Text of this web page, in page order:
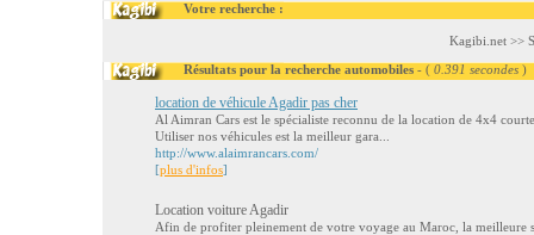
Votre recherche :
Kagibi.net >>
Résultats pour la recherche automobiles - ( 0.391 secondes )
location de véhicule Agadir pas cher
Al Aimran Cars est le spécialiste reconnu de la location de 4x4
Utiliser nos véhicules est la meilleur gara...
http://www.alaimrancars.com/
[plus d'infos]
Location voiture Agadir
Afin de profiter pleinement de votre voyage au Maroc, la meilleure